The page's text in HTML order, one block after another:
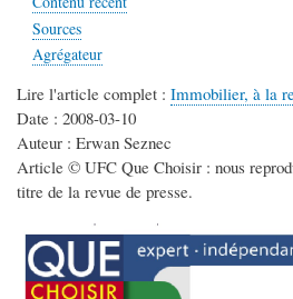
Sources
Agrégateur
Lire l'article complet : Immobilier, à la
Date : 2008-03-10
Auteur : Erwan Seznec
Article © UFC Que Choisir : nous
titre de la revue de presse.